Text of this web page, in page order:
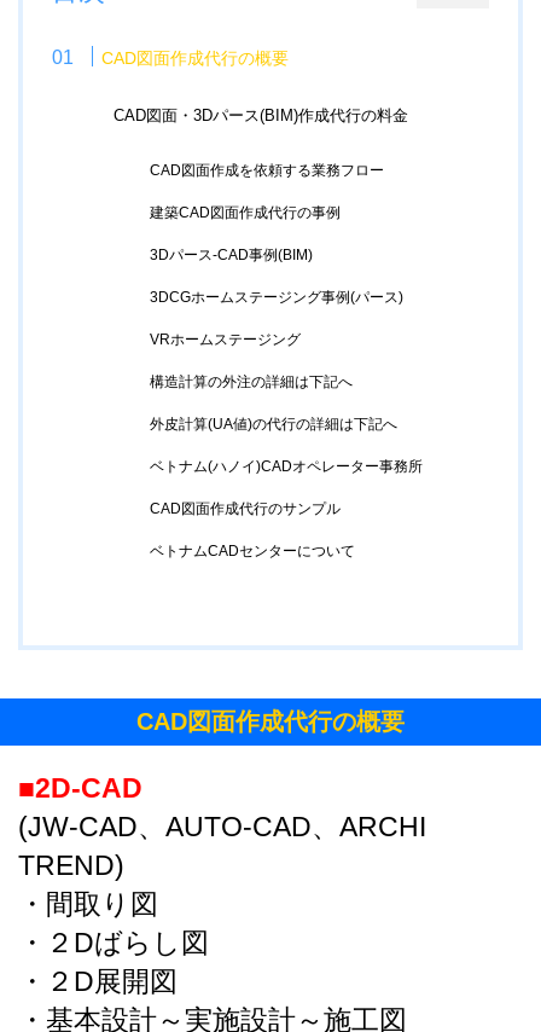
CAD図面作成代行の概要
CAD図面・3Dパース(BIM)作成代行の料金
CAD図面作成を依頼する業務フロー
建築CAD図面作成代行の事例
3Dパース-CAD事例(BIM)
3DCGホームステージング事例(パース)
VRホームステージング
構造計算の外注の詳細は下記へ
外皮計算(UA値)の代行の詳細は下記へ
ベトナム(ハノイ)CADオペレーター事務所
CAD図面作成代行のサンプル
ベトナムCADセンターについて
CAD図面作成代行の概要
■2D-CAD
(JW-CAD、AUTO-CAD、ARCHI
TREND)
・間取り図
・２Dばらし図
・２D展開図
・基本設計～実施設計～施工図